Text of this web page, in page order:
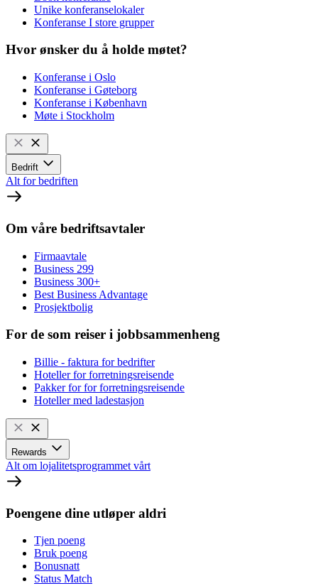
Unike konferanselokaler
Konferanse I store grupper
Hvor ønsker du å holde møtet?
Konferanse i Oslo
Konferanse i Gøteborg
Konferanse i København
Møte i Stockholm
Bedrift
Alt for bedriften
Om våre bedriftsavtaler
Firmaavtale
Business 299
Business 300+
Best Business Advantage
Prosjektbolig
For de som reiser i jobbsammenheng
Billie - faktura for bedrifter
Hoteller for forretningsreisende
Pakker for for forretningsreisende
Hoteller med ladestasjon
Rewards
Alt om lojalitetsprogrammet vårt
Poengene dine utløper aldri
Tjen poeng
Bruk poeng
Bonusnatt
Status Match